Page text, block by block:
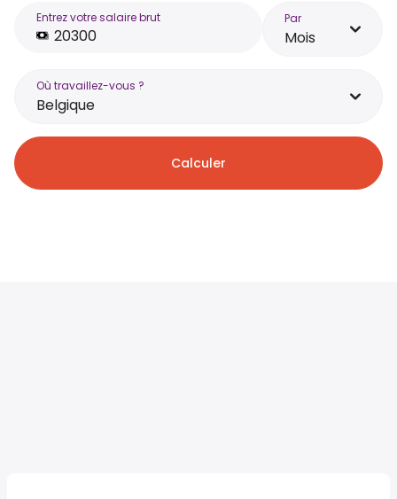
Entrez votre salaire brut Par
Mois
Où travaillez-vous ?
Belgique
Calculer